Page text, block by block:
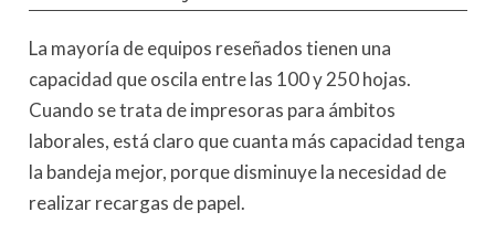
La mayoría de equipos reseñados tienen una
capacidad que oscila entre las 100 y 250 hojas.
Cuando se trata de impresoras para ámbitos
laborales, está claro que cuanta más capacidad tenga
la bandeja mejor, porque disminuye la necesidad de
realizar recargas de papel.